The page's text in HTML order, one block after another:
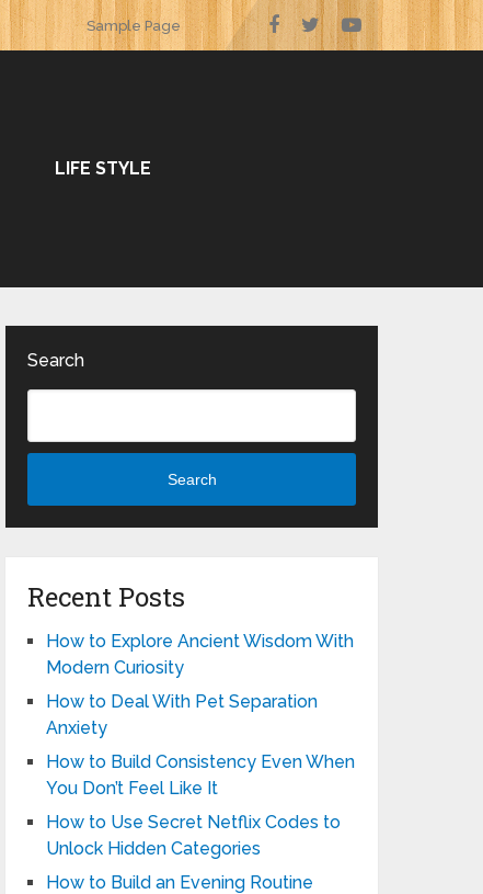
Sample Page
LIFE STYLE
Search
Search
Recent Posts
How to Explore Ancient Wisdom With
Modern Curiosity
How to Deal With Pet Separation
Anxiety
How to Build Consistency Even When
You Don’t Feel Like It
How to Use Secret Netflix Codes to
Unlock Hidden Categories
How to Build an Evening Routine